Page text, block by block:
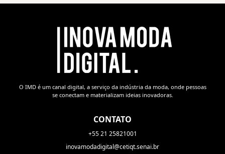
O IMD é um canal digital, a serviço da indústria da moda, onde pessoas
se conectam e materializam ideias inovadoras.
CONTATO
+55 21 25821001
inovamodadigital@cetiqt.senai.br